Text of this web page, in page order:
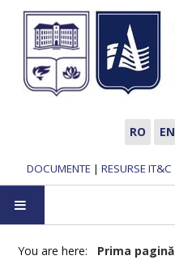
RO EN
DOCUMENTE | RESURSE IT&C
HOME
You are here: Prima pagină